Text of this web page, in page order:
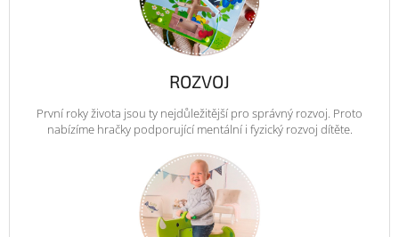
ROZVOJ
První roky života jsou ty nejdůležitější pro správný rozvoj. Proto
nabízíme hračky podporující mentální i fyzický rozvoj dítěte.